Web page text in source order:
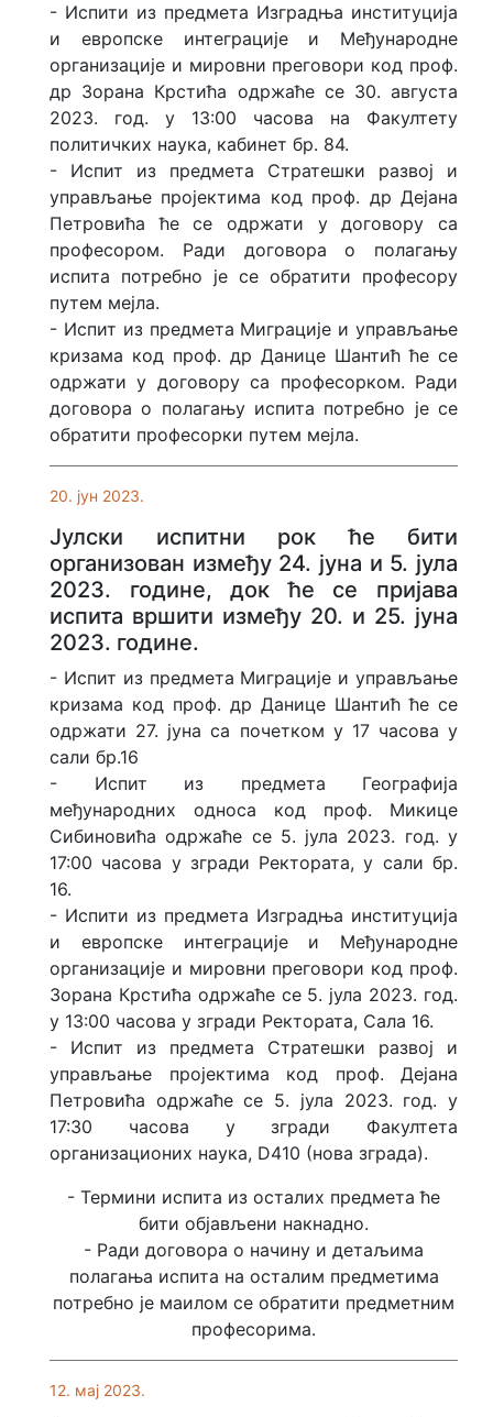
- Испити из предмета Изградња институција
и европске интеграције и Међународне
организације и мировни преговори код проф.
др Зорана Крстића одржаће се 30. августа
2023. год. у 13:00 часова на Факултету
политичких наука, кабинет бр. 84.
- Испит из предмета Стратешки развој и
управљање пројектима код проф. др Дејана
Петровића ће се одржати у договору са
професором. Ради договора о полагању
испита потребно је се обратити професору
путем мејла.
- Испит из предмета Миграције и управљање
кризама код проф. др Данице Шантић ће се
одржати у договору са професорком. Ради
договора о полагању испита потребно је се
обратити професорки путем мејла.
20. јун 2023.
Јулски испитни рок ће бити
организован између 24. јуна и 5. јула
2023. године, док ће се пријава
испита вршити између 20. и 25. јуна
2023. године.
- Испит из предмета Миграције и управљање
кризама код проф. др Данице Шантић ће се
одржати 27. јуна са почетком у 17 часова у
сали бр.16
- Испит из предмета Географија
међународних односа код проф. Микице
Сибиновића одржаће се 5. јула 2023. год. у
17:00 часова у згради Ректората, у сали бр.
16.
- Испити из предмета Изградња институција
и европске интеграције и Међународне
организације и мировни преговори код проф.
Зорана Крстића одржаће се 5. јула 2023. год.
у 13:00 часова у згради Ректората, Сала 16.
- Испит из предмета Стратешки развој и
управљање пројектима код проф. Дејана
Петровића одржаће се 5. јула 2023. год. у
17:30 часова у згради Факултета
организационих наука, D410 (нова зграда).
- Термини испита из осталих предмета ће
бити објављени накнадно.
- Ради договора о начину и детаљима
полагања испита на осталим предметима
потребно је маилом се обратити предметним
професорима.
12. мај 2023.